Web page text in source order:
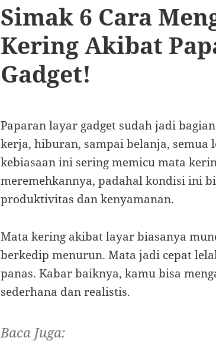
Simak 6 Cara
Kering Akibat
Gadget!
Paparan layar gadget sudah jadi
kerja, hiburan, sampai belanja, semua
kebiasaan ini sering memicu mata
meremehkannya, padahal kondisi ini
produktivitas dan kenyamanan.
Mata kering akibat layar biasanya
berkedip menurun. Mata jadi cepat
panas. Kabar baiknya, kamu bisa
sederhana dan realistis.
Baca Juga: